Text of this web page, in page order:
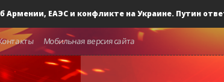
ЕАЭС и конфликте на Украине. Путин ответил
Мобильная версия сайта